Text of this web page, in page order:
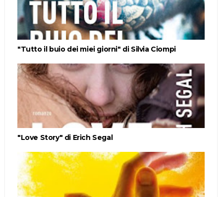
"Tutto il buio dei miei giorni" di Silvia Ciompi
"Love Story" di Erich Segal